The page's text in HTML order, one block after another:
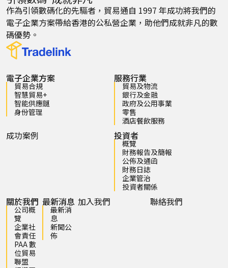
作為引領數碼化的先驅者，貿易通自 1997 年成功將我們的
電子企業方案帶給香港的公私營企業，助他們成就非凡的數
碼優勢。
電子企業方案
貿易合規
智慧貿易+
智能供應鏈
身份管理
服務行業
貿易及物流
銀行及金融
政府及公用事業
零售
酒店餐飲服務
成功案例 投資者
概覽
財務報告及簡報
公佈及通函
財務日誌
企業管治
投資者關係
關於我們
公司概
覽
企業社
會責任
PAA 數
位貿易
聯盟
最新消息
最新消
息
新聞公
佈
加入我們 聯絡我們